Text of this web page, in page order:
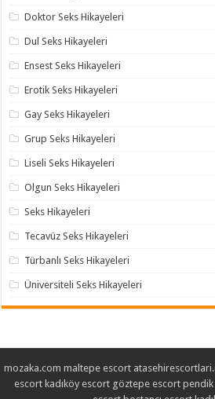
Doktor Seks Hikayeleri
Dul Seks Hikayeleri
Ensest Seks Hikayeleri
Erotik Seks Hikayeleri
Gay Seks Hikayeleri
Grup Seks Hikayeleri
Liseli Seks Hikayeleri
Olgun Seks Hikayeleri
Seks Hikayeleri
Tecavüz Seks Hikayeleri
Türbanlı Seks Hikayeleri
Üniversiteli Seks Hikayeleri
mozaka.com maltepe escort
escort kadıköy escort göztepe escort